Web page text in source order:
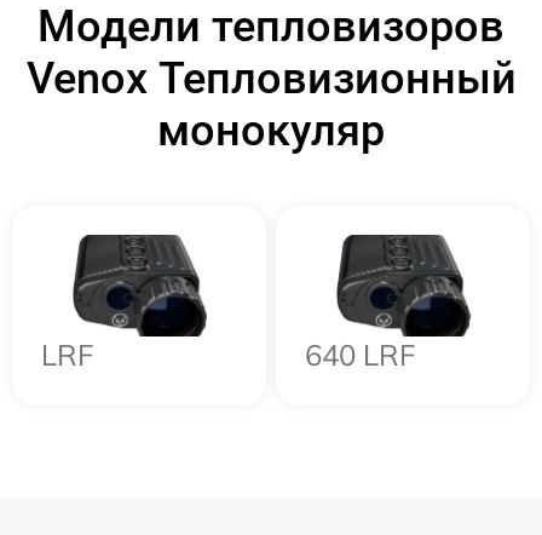
Модели тепловизоров
Venox Тепловизионный
монокуляр
LRF 640 LRF